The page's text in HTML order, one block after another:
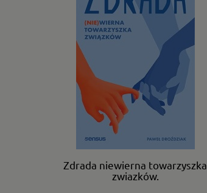
Zdrada niewierna towarzyszka
związków.